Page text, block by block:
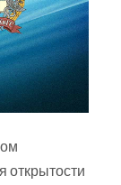
открытости